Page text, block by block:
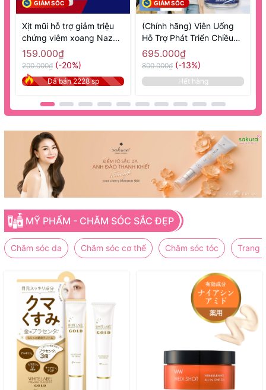
GIẢM SỐC
Xịt mũi hỗ trợ giảm triệu
chứng viêm xoang Nazal
Sato 30ml- Hàng Nhật nội
địa
159.000₫
200.000₫ (-20%)
Đã bán 2228 sp
GIẢM SỐC
(Chính hãng) Viên Uống
Hỗ Trợ Phát Triển Chiều
Cao 270 Viên GH Creation
EX+ - Hàng Nhật nội địa
695.000₫
800.000₫ (-13%)
Hết hàng
MỸ PHẨM - CHĂM SÓC SẮC ĐẸP
Chăm sóc da Chăm sóc cơ thể Chăm sóc tóc Trang